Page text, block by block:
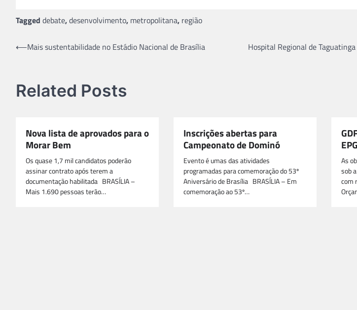
Tagged debate,desenvolvimento, metropolitana, região
Navegação
⟵Mais sustentabilidade no Estádio Nacional de Brasília
Hospital Regional de
Related Posts
Nova lista de aprovados para o
Morar Bem
Os quase 1,7 mil candidatos poderão
assinar contrato após terem a
documentação habilitada BRASÍLIA –
Mais 1.690 pessoas terão…
Inscrições abertas para
Campeonato de Dominó
Evento é umas das atividades
programadas para comemoração do 53º
Aniversário de Brasília BRASÍLIA – Em
comemoração ao 53º…
As
sob
com